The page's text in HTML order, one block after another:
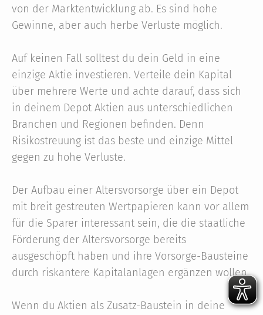
von der Marktentwicklung ab. Es sind hohe
Gewinne, aber auch herbe Verluste möglich.
Auf keinen Fall solltest du dein Geld in eine
einzige Aktie investieren. Verteile dein Kapital
über mehrere Werte und achte darauf, dass sich
in deinem Depot Aktien aus unterschiedlichen
Branchen und Regionen befinden. Denn
Risikostreuung ist das beste und einzige Mittel
gegen zu hohe Verluste.
Der Aufbau einer Altersvorsorge über ein Depot
mit breit gestreuten Wertpapieren kann vor allem
für die Sparer interessant sein, die die staatliche
Förderung der Altersvorsorge bereits
ausgeschöpft haben und ihre Vorsorge-Bausteine
durch riskantere Kapitalanlagen ergänzen wollen.
Wenn du Aktien als Zusatz-Baustein in deine